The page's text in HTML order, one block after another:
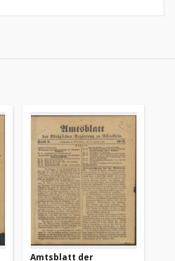
Amtsblatt der